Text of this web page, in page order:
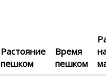
Растояние
пешком
Время
пешком